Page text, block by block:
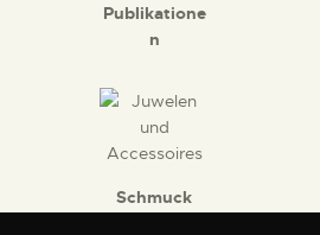
Publikatione
n
Schmuck